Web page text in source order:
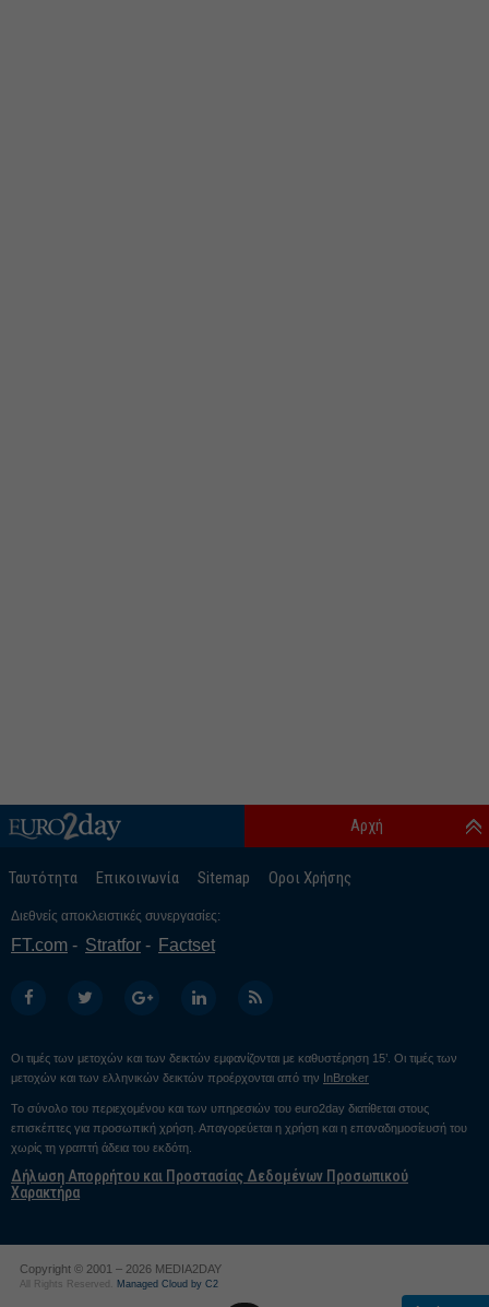
Ταυτότητα Επικοινωνία Sitemap Οροι Χρήσης
Αρχή
Διεθνείς αποκλειστικές συνεργασίες:
FT.com Stratfor Factset
Οι τιμές των μετοχών και των δεικτών εμφανίζονται με καθυστέρηση 15’. Οι τιμές των
μετοχών και των ελληνικών δεικτών προέρχονται από την InBroker
Το σύνολο του περιεχομένου και των υπηρεσιών του euro2day διατίθεται στους
επισκέπτες για προσωπική χρήση. Απαγορεύεται η χρήση και η επαναδημοσίευσή του
χωρίς τη γραπτή άδεια του εκδότη.
Δήλωση Απορρήτου και Προστασίας Δεδομένων Προσωπικού
Χαρακτήρα
Copyright © 2001 – 2026 MEDIA2DAY
All Rights Reserved. Managed Cloud by C2